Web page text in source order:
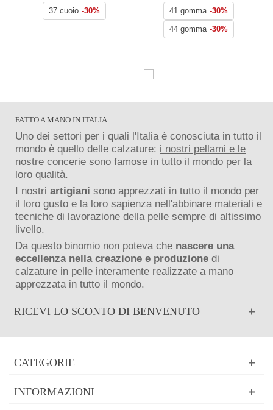
37 cuoio -30% 41 gomma -30%
44 gomma -30%
FATTO A MANO IN ITALIA
Uno dei settori per i quali l'Italia è conosciuta in tutto il
mondo è quello delle calzature: i nostri pellami e le
nostre concerie sono famose in tutto il mondo per la
loro qualità.
I nostri artigiani sono apprezzati in tutto il mondo per
il loro gusto e la loro sapienza nell'abbinare materiali e
tecniche di lavorazione della pelle sempre di altissimo
livello.
Da questo binomio non poteva che nascere una
eccellenza nella creazione e produzione di
calzature in pelle interamente realizzate a mano
apprezzata in tutto il mondo.
RICEVI LO SCONTO DI BENVENUTO
CATEGORIE
INFORMAZIONI